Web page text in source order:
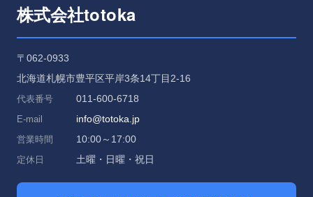
株式会社totoka
〒062-0933
北海道札幌市豊平区平岸3条14丁目2-16
代表番号 011-600-6718
E-mail info@totoka.jp
営業時間 10:00～17:00
定休日 土曜・日曜・祝日